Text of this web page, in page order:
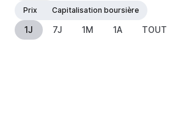
Prix
Capitalisation boursière
1J 7J 1M 1A TOUT